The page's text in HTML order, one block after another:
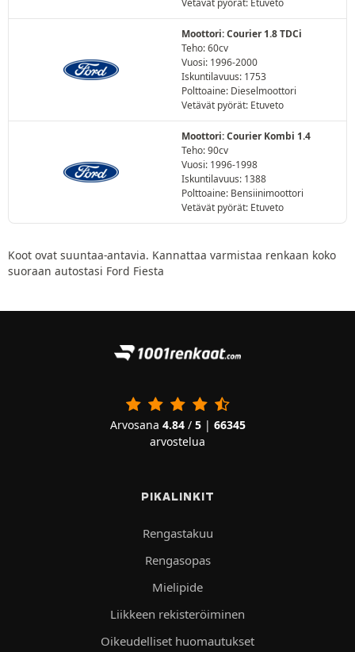
Vetävät pyörät: Etuveto
Moottori: Courier 1.8 TDCi
Teho: 60cv
Vuosi: 1996-2000
Iskuntilavuus: 1753
Polttoaine: Dieselmoottori
Vetävät pyörät: Etuveto
Moottori: Courier Kombi 1.4
Teho: 90cv
Vuosi: 1996-1998
Iskuntilavuus: 1388
Polttoaine: Bensiinimoottori
Vetävät pyörät: Etuveto
Koot ovat suuntaa-antavia. Kannattaa varmistaa renkaan koko
suoraan autostasi Ford Fiesta
Arvosana 4.84/ 5| 66345
arvostelua
PIKALINKIT
Rengastakuu
Rengasopas
Mielipide
Liikkeen rekisteröiminen
Oikeudelliset huomautukset